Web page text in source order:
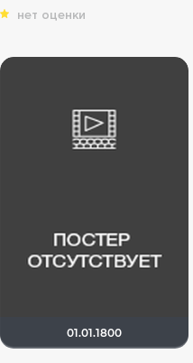
нет оценки
01.01.1800